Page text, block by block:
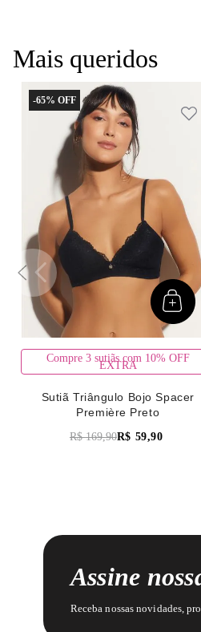
Mais queridos
-65%
Compre 3 sutiãs com 10% OFF
EXTRA
Sutiã Triângulo Bojo Spacer
Première Preto
R$ 169,90R$ 59,90
Assine
Receba nossas novidades,